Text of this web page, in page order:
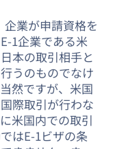
企業が申請資格を
1企業である米
本の取引相手と
うのものでなけ
然ですが、米国
際取引が行わな
米国内での取引
はE-1ビザの条